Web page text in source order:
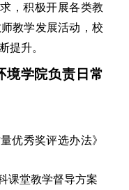
，积极开展各类教
教学发展活动，校
提升。
境学院负责日常
优秀奖评选办法》
课堂教学督导方案